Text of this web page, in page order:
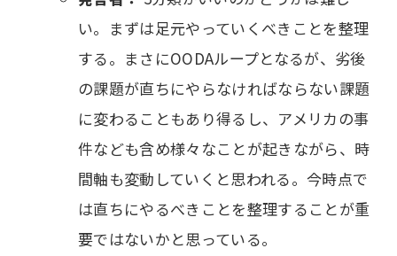
い。まずは足元やっていくべきことを整理
する。まさにOODAループとなるが、劣後
の課題が直ちにやらなければならない課題
に変わることもあり得るし、アメリカの事
件なども含め様々なことが起きながら、時
間軸も変動していくと思われる。今時点で
は直ちにやるべきことを整理することが重
要ではないかと思っている。